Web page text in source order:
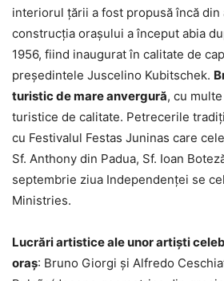
interiorul țării a fost propusă încă din
construcția orașului a început abia
1956, fiind inaugurat în calitate de
președintele Juscelino Kubitschek.
turistic de mare anvergură, cu
turistice de calitate. Petrecerile
cu Festivalul Festas Juninas care
Sf. Anthony din Padua, Sf. Ioan
septembrie ziua Independenței se
Ministries.
Lucrări artistice ale unor artiști
oraș: Bruno Giorgi și Alfredo